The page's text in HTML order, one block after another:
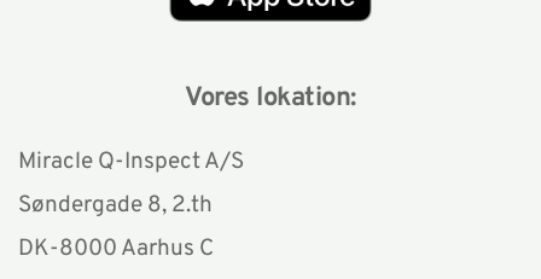
Vores lokation:
Miracle Q-Inspect A/S
Søndergade 8, 2.th
DK-8000 Aarhus C